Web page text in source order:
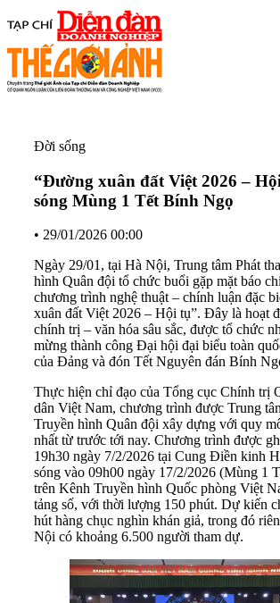
Đời sống
“Đường xuân đất Việt 2026 –
sóng Mùng 1 Tết Bính Ngọ
• 29/01/2026 00:00
Ngày 29/01, tại Hà Nội, Trung tâm Phát
hình Quân đội tổ chức buổi gặp mặt báo
chương trình nghệ thuật – chính luận đặc
xuân đất Việt 2026 – Hội tụ”. Đây là hoạt
chính trị – văn hóa sâu sắc, được tổ chức
mừng thành công Đại hội đại biểu toàn
của Đảng và đón Tết Nguyên đán Bính
Thực hiện chỉ đạo của Tổng cục Chính trị
dân Việt Nam, chương trình được Trung
Truyền hình Quân đội xây dựng với quy
nhất từ trước tới nay. Chương trình được
19h30 ngày 7/2/2026 tại Cung Điền kinh
sóng vào 09h00 ngày 17/2/2026 (Mùng 1
trên Kênh Truyền hình Quốc phòng Việt
tảng số, với thời lượng 150 phút. Dự kiến
hút hàng chục nghìn khán giả, trong đó
Nội có khoảng 6.500 người tham dự.